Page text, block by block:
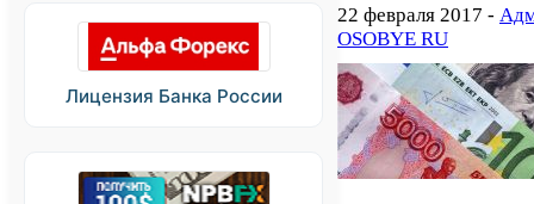
Лицензия Банка России
22 февраля 2017 -
OSOBYE RU